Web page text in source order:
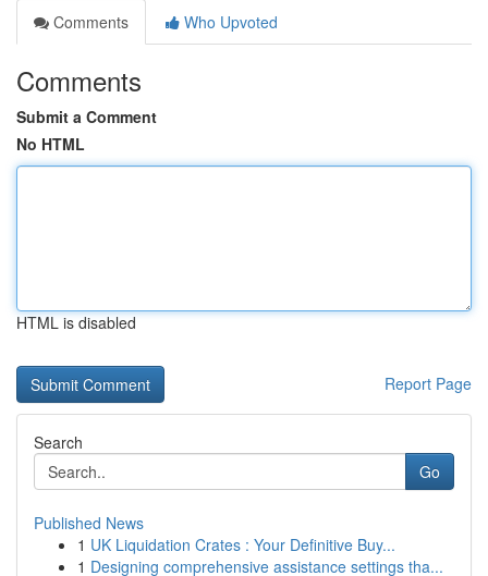
Comments
Who Upvoted
Comments
Submit a Comment
No HTML
HTML is disabled
Report Page
Search
Go
Published News
1 UK Liquidation Crates : Your Definitive Buy...
1 Designing comprehensive assistance settings tha...